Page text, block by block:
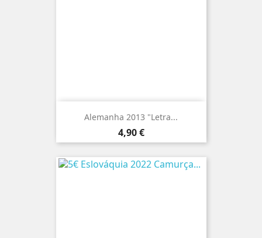
Alemanha 2013 "Letra...
Preço
4,90 €